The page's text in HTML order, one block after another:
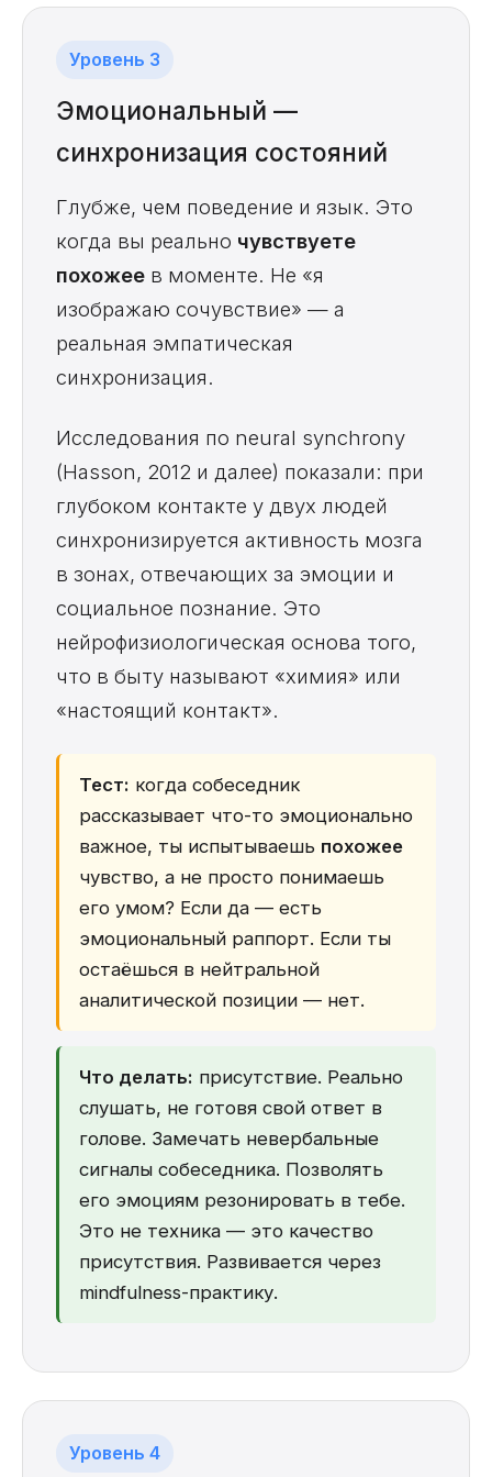
Уровень 3
Эмоциональный —
синхронизация состояний
Глубже, чем поведение и язык. Это
когда вы реально чувствуете
похожее в моменте. Не «я
изображаю сочувствие» — а
реальная эмпатическая
синхронизация.
Исследования по neural synchrony
(Hasson, 2012 и далее) показали: при
глубоком контакте у двух людей
синхронизируется активность мозга
в зонах, отвечающих за эмоции и
социальное познание. Это
нейрофизиологическая основа того,
что в быту называют «химия» или
«настоящий контакт».
Тест: когда собеседник
рассказывает что-то эмоционально
важное, ты испытываешь похожее
чувство, а не просто понимаешь
его умом? Если да — есть
эмоциональный раппорт. Если ты
остаёшься в нейтральной
аналитической позиции — нет.
Что делать: присутствие. Реально
слушать, не готовя свой ответ в
голове. Замечать невербальные
сигналы собеседника. Позволять
его эмоциям резонировать в тебе.
Это не техника — это качество
присутствия. Развивается через
mindfulness-практику.
Уровень 4